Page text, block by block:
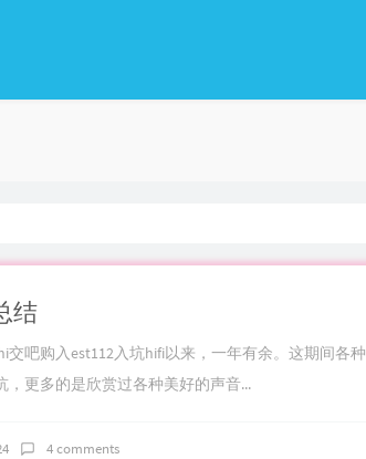
结
吧购入est112入坑hifi以来，一年有余。这期间各种
更多的是欣赏过各种美好的声音...
4 comments